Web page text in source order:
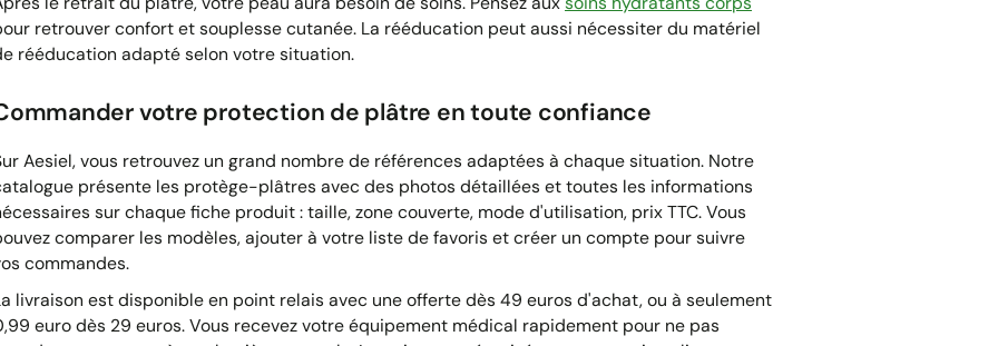
retrouver confort et souplesse cutanée. La rééducation peut aussi nécessiter du matériel
rééducation adapté selon votre situation.
votre protection de plâtre en toute confiance
Aesiel, vous retrouvez un grand nombre de références adaptées à chaque situation. Notre
présente les protège-plâtres avec des photos détaillées et toutes les informations
sur chaque fiche produit : taille, zone couverte, mode d'utilisation, prix TTC. Vous
comparer les modèles, ajouter à votre liste de favoris et créer un compte pour suivre
commandes.
livraison est disponible en point relais avec une offerte dès 49 euros d'achat, ou à seulement
euro dès 29 euros. Vous recevez votre équipement médical rapidement pour ne pas